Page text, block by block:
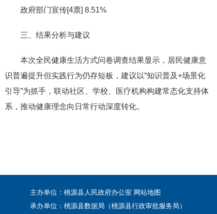
政府部门宣传[4票] 8.51%
三、结果分析与建议
本次全民健康生活方式问卷调查结果显示，居民健康意
识普遍提升但实践行为仍存短板，建议以“知识普及+场景化
引导”为抓手，联动社区、学校、医疗机构构建常态化支持体
系，推动健康理念向日常行动深度转化。
主办单位：桃源县人民政府办公室 网站地图
承办单位：桃源县数据局（桃源县行政审批服务局）